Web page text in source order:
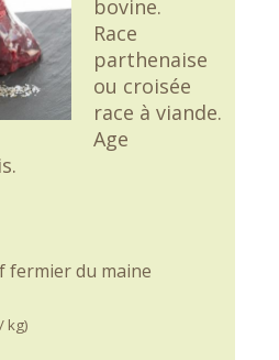
bovine.
Race
parthenaise
ou croisée
race à viande.
Age
fermier du maine
/ kg)